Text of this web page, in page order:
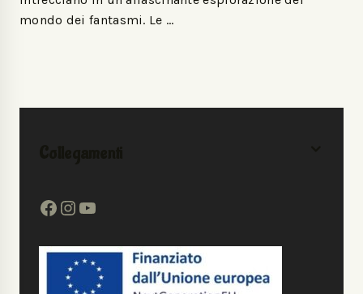
mondo dei fantasmi. Le …